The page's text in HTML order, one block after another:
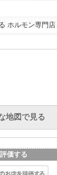
ホルモン専門店
地図で見る
評価する